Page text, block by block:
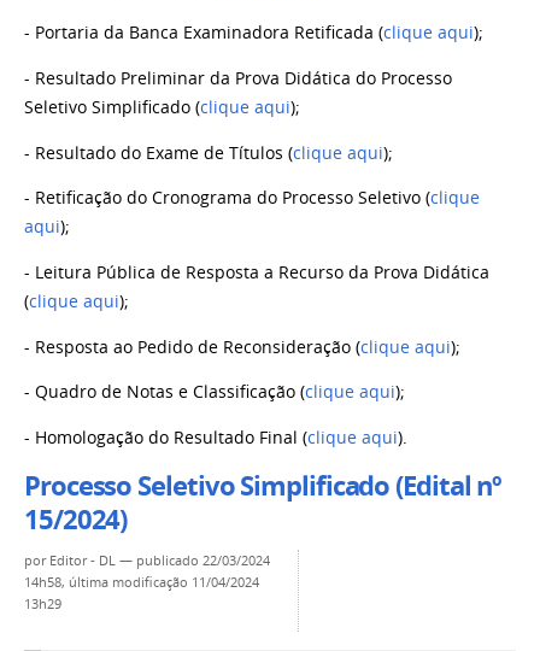
- Portaria da Banca Examinadora Retificada (clique aqui);
- Resultado Preliminar da Prova Didática do Processo
Seletivo Simplificado (clique aqui);
- Resultado do Exame de Títulos (clique aqui);
- Retificação do Cronograma do Processo Seletivo (clique
aqui);
- Leitura Pública de Resposta a Recurso da Prova Didática
(clique aqui);
- Resposta ao Pedido de Reconsideração (clique aqui);
- Quadro de Notas e Classificação (clique aqui);
- Homologação do Resultado Final (clique aqui).
Processo Seletivo Simplificado (Edital nº
15/2024)
por Editor - DL — publicado 22/03/2024
14h58, última modificação 11/04/2024
13h29